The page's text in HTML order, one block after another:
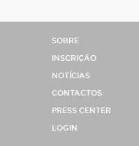
SOBRE
INSCRIÇÃO
NOTÍCIAS
CONTACTOS
PRESS CENTER
LOGIN